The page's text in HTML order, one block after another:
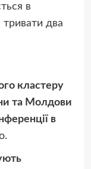
в
два
кластеру
та Молдови
в